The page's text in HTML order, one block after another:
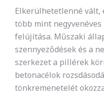
Elkerülhetetlenné vált,
több mint
felújítása. Műszaki
szennyeződések és a
szerkezet a pillérek
betonacélok
tönkremenetelét